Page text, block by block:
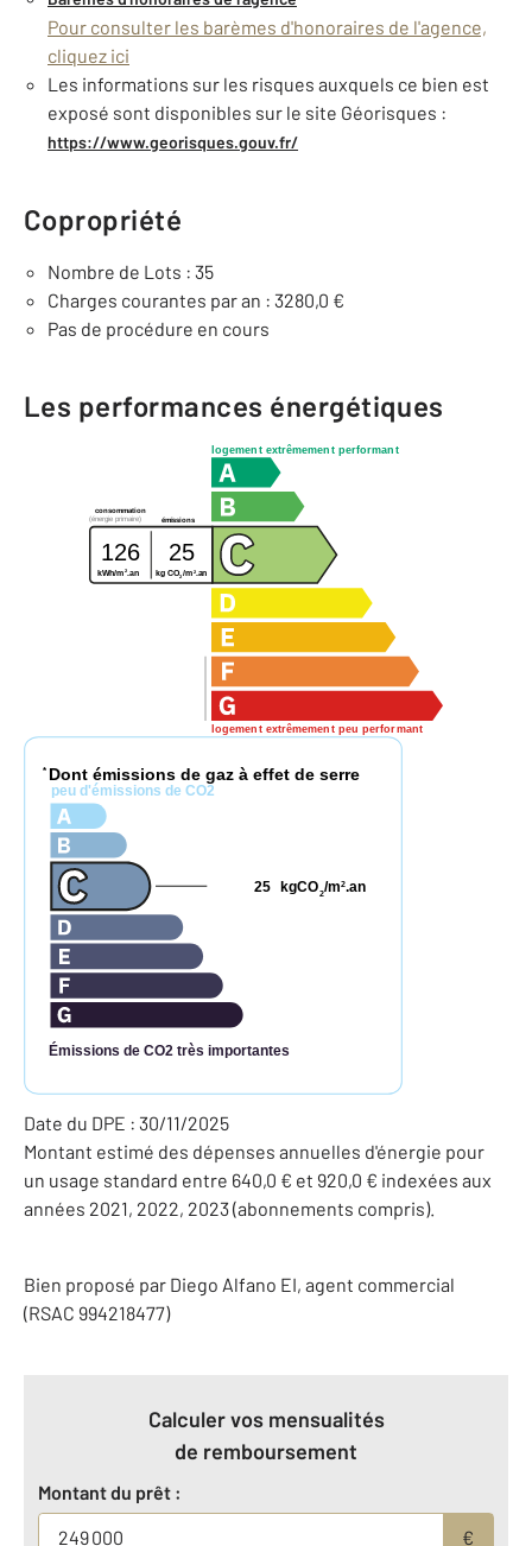
Pour consulter les barèmes d'honoraires de l'agence,
cliquez ici
Les informations sur les risques auxquels ce bien est
exposé sont disponibles sur le site Géorisques :
https://www.georisques.gouv.fr/
Copropriété
Nombre de Lots : 35
Charges courantes par an : 3280,0 €
Pas de procédure en cours
Les performances énergétiques
logement extrêmement performant
logement extrêmement peu performant
consommation
émissions
(énergie primaire)
126 25
kWh/m 2 .an kg CO2/m2.an
* Dont émissions de gaz à effet de serre
peu d'émissions de CO2
Émissions de CO2 très importantes
kgCO2/m2.an
25
Date du DPE : 30/11/2025
Montant estimé des dépenses annuelles d'énergie pour
un usage standard entre 640,0 € et 920,0 € indexées aux
années 2021, 2022, 2023 (abonnements compris).
Bien proposé par Diego Alfano EI, agent commercial
(RSAC 994218477)
Calculer vos mensualités
de remboursement
Montant du prêt :
€